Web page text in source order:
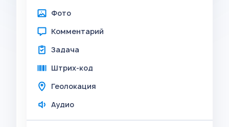
Фото
Комментарий
Задача
Штрих-код
Геолокация
Аудио